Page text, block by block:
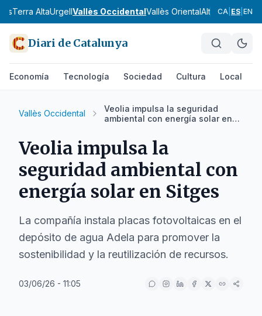
Terra AltaUrgellVallès OccidentalVallès OrientalAlt CampAlt
CA ES EN
Diari de Catalunya
Economía Tecnología Sociedad Cultura Local
Vallès Occidental
Veolia impulsa la seguridad
ambiental con energía solar en
Veolia impulsa la
seguridad ambiental con
energía solar en Sitges
La compañía instala placas fotovoltaicas en el
depósito de agua Adela para promover la
sostenibilidad y la reutilización de recursos.
03/06/26 - 11:05